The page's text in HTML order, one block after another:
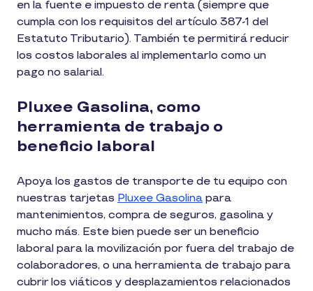
en la fuente e impuesto de renta (siempre que
cumpla con los requisitos del artículo 387-1 del
Estatuto Tributario). También te permitirá reducir
los costos laborales al implementarlo como un
pago no salarial.
Pluxee Gasolina, como
herramienta de trabajo o
beneficio laboral
Apoya los gastos de transporte de tu equipo con
nuestras tarjetas Pluxee Gasolina para
mantenimientos, compra de seguros, gasolina y
mucho más. Este bien puede ser un beneficio
laboral para la movilización por fuera del trabajo de
colaboradores, o una herramienta de trabajo para
cubrir los viáticos y desplazamientos relacionados